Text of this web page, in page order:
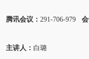
腾讯会议： 291-706-979
主讲人： 白璐